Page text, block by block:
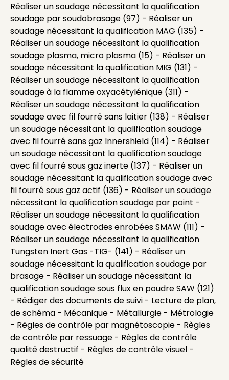
Réaliser un soudage nécessitant la qualification
soudage par soudobrasage (97) - Réaliser un
soudage nécessitant la qualification MAG (135) -
Réaliser un soudage nécessitant la qualification
soudage plasma, micro plasma (15) - Réaliser un
soudage nécessitant la qualification MIG (131) -
Réaliser un soudage nécessitant la qualification
soudage à la flamme oxyacétylénique (311) -
Réaliser un soudage nécessitant la qualification
soudage avec fil fourré sans laitier (138) - Réaliser
un soudage nécessitant la qualification soudage
avec fil fourré sans gaz Innershield (114) - Réaliser
un soudage nécessitant la qualification soudage
avec fil fourré sous gaz inerte (137) - Réaliser un
soudage nécessitant la qualification soudage avec
fil fourré sous gaz actif (136) - Réaliser un soudage
nécessitant la qualification soudage par point -
Réaliser un soudage nécessitant la qualification
soudage avec électrodes enrobées SMAW (111) -
Réaliser un soudage nécessitant la qualification
Tungsten Inert Gas -TIG- (141) - Réaliser un
soudage nécessitant la qualification soudage par
brasage - Réaliser un soudage nécessitant la
qualification soudage sous flux en poudre SAW (121)
- Rédiger des documents de suivi - Lecture de plan,
de schéma - Mécanique - Métallurgie - Métrologie
- Règles de contrôle par magnétoscopie - Règles
de contrôle par ressuage - Règles de contrôle
qualité destructif - Règles de contrôle visuel -
Règles de sécurité